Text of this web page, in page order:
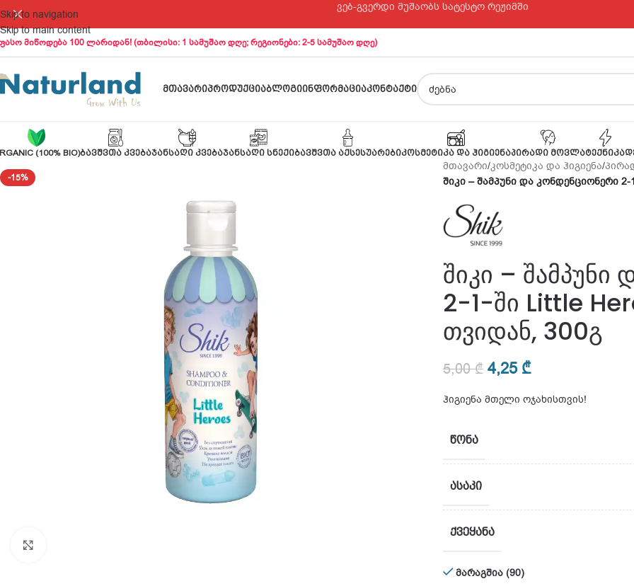
Skip to navigation
Skip to main content
ვებ-გვერდი მუშაობს სატესტო რეჟიმში
მიწოდება 100 ლარიდან! (თბილისი: 1 სამუშაო დღე; რეგიონები: 2-5 სამუშაო დღე)
ᲛᲗᲐᲕᲐᲠᲘᲞᲠᲝᲓᲣᲥᲪᲘᲐᲑᲚᲝᲒᲘᲘᲜᲤᲝᲠᲛᲐᲪᲘᲐᲙᲝᲜᲢᲐᲥᲢᲘ
(100% BIO)ᲑᲐᲕᲨᲕᲗᲐ ᲙᲕᲔᲑᲐᲯᲐᲜᲡᲐᲦᲘ ᲙᲕᲔᲑᲐᲯᲐᲜᲡᲐᲦᲘ ᲡᲜᲔᲥᲘᲑᲐᲕᲨᲕᲗᲐ ᲐᲥᲡᲔᲡᲣᲐᲠᲔᲑᲘᲙᲝᲡᲛᲔᲢᲘᲙᲐ ᲓᲐ ᲰᲘᲒᲘᲔᲜᲐᲞᲘᲠᲐᲓᲘ ᲛᲝᲕᲚᲐᲢᲔᲥᲜᲘᲙᲐ
-15%
მთავარი/კოსმეტიკა და ჰიგიენა/
შიკი – შამპუნი და კონდენციონერი 2-
შიკი – შამპუნი
2-1-ში Little
თვიდან, 300გ
5,00₾ 4,25 ₾
ჰიგიენა მთელი ოჯახისთვის!
ᲬᲝᲜᲐ
ᲐᲡᲐᲙᲘ
ᲥᲕᲔᲧᲐᲜᲐ
მარაგშია (90)